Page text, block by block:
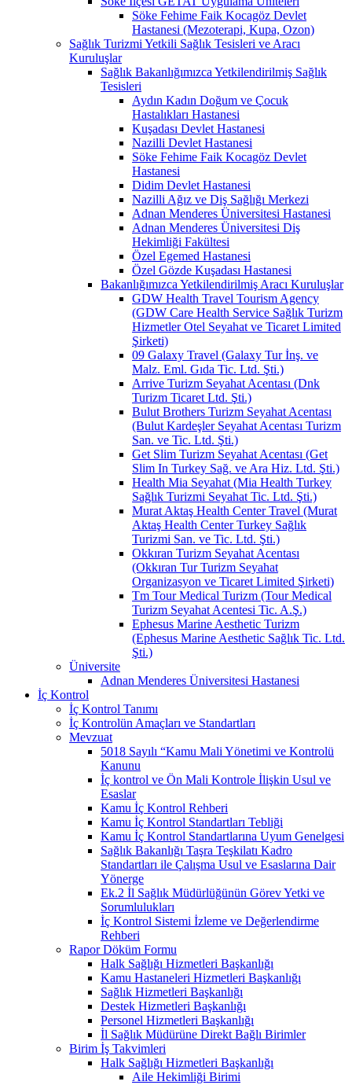
Söke Fehime Faik Kocagöz Devlet
Hastanesi (Mezoterapi, Kupa, Ozon)
Sağlık Turizmi Yetkili Sağlık Tesisleri ve Aracı
Kuruluşlar
Sağlık Bakanlığımızca Yetkilendirilmiş Sağlık
Tesisleri
Aydın Kadın Doğum ve Çocuk
Hastalıkları Hastanesi
Kuşadası Devlet Hastanesi
Nazilli Devlet Hastanesi
Söke Fehime Faik Kocagöz Devlet
Hastanesi
Didim Devlet Hastanesi
Nazilli Ağız ve Diş Sağlığı Merkezi
Adnan Menderes Üniversitesi Hastanesi
Adnan Menderes Üniversitesi Diş
Hekimliği Fakültesi
Özel Egemed Hastanesi
Özel Gözde Kuşadası Hastanesi
Bakanlığımızca Yetkilendirilmiş Aracı Kuruluşlar
GDW Health Travel Tourism Agency
(GDW Care Health Service Sağlık Turizm
Hizmetler Otel Seyahat ve Ticaret Limited
Şirketi)
09 Galaxy Travel (Galaxy Tur İnş. ve
Malz. Eml. Gıda Tic. Ltd. Şti.)
Arrive Turizm Seyahat Acentası (Dnk
Turizm Ticaret Ltd. Şti.)
Bulut Brothers Turizm Seyahat Acentası
(Bulut Kardeşler Seyahat Acentası Turizm
San. ve Tic. Ltd. Şti.)
Get Slim Turizm Seyahat Acentası (Get
Slim In Turkey Sağ. ve Ara Hiz. Ltd. Şti.)
Health Mia Seyahat (Mia Health Turkey
Sağlık Turizmi Seyahat Tic. Ltd. Şti.)
Murat Aktaş Health Center Travel (Murat
Aktaş Health Center Turkey Sağlık
Turizmi San. ve Tic. Ltd. Şti.)
Okkıran Turizm Seyahat Acentası
(Okkıran Tur Turizm Seyahat
Organizasyon ve Ticaret Limited Şirketi)
Tm Tour Medical Turizm (Tour Medical
Turizm Seyahat Acentesi Tic. A.Ş.)
Ephesus Marine Aesthetic Turizm
(Ephesus Marine Aesthetic Sağlık Tic. Ltd.
Şti.)
Üniversite
Adnan Menderes Üniversitesi Hastanesi
İç Kontrol
İç Kontrol Tanımı
İç Kontrolün Amaçları ve Standartları
Mevzuat
5018 Sayılı “Kamu Mali Yönetimi ve Kontrolü
Kanunu
İç kontrol ve Ön Mali Kontrole İlişkin Usul ve
Esaslar
Kamu İç Kontrol Rehberi
Kamu İç Kontrol Standartları Tebliği
Kamu İç Kontrol Standartlarına Uyum Genelgesi
Sağlık Bakanlığı Taşra Teşkilatı Kadro
Standartları ile Çalışma Usul ve Esaslarına Dair
Yönerge
Ek.2 İl Sağlık Müdürlüğünün Görev Yetki ve
Sorumlulukları
İç Kontrol Sistemi İzleme ve Değerlendirme
Rehberi
Rapor Döküm Formu
Halk Sağlığı Hizmetleri Başkanlığı
Kamu Hastaneleri Hizmetleri Başkanlığı
Sağlık Hizmetleri Başkanlığı
Destek Hizmetleri Başkanlığı
Personel Hizmetleri Başkanlığı
İl Sağlık Müdürüne Direkt Bağlı Birimler
Birim İş Takvimleri
Halk Sağlığı Hizmetleri Başkanlığı
Aile Hekimliği Birimi